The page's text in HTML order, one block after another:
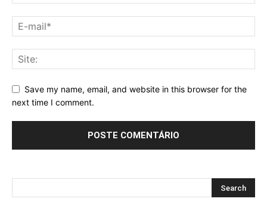
Save my name, email, and website in this browser for the
next time I comment.